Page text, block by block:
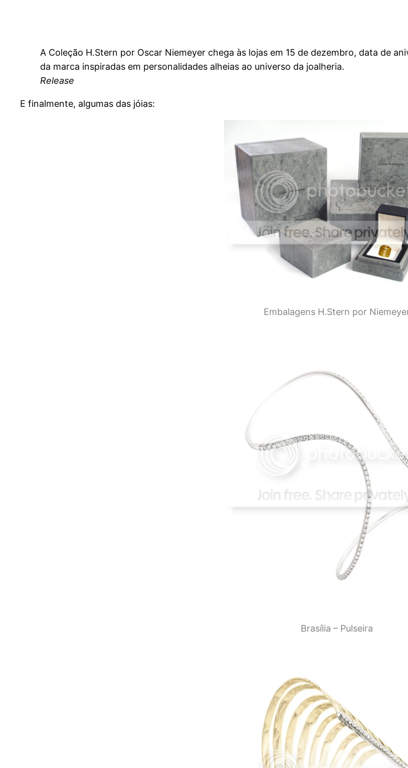
A Coleção H.Stern por Oscar Niemeyer chega às lojas em 15 de dezembro, data de
da marca inspiradas em personalidades alheias ao universo da joalheria.
Release
E finalmente, algumas das jóias:
Embalagens H.Stern por
Brasília – Pulseira